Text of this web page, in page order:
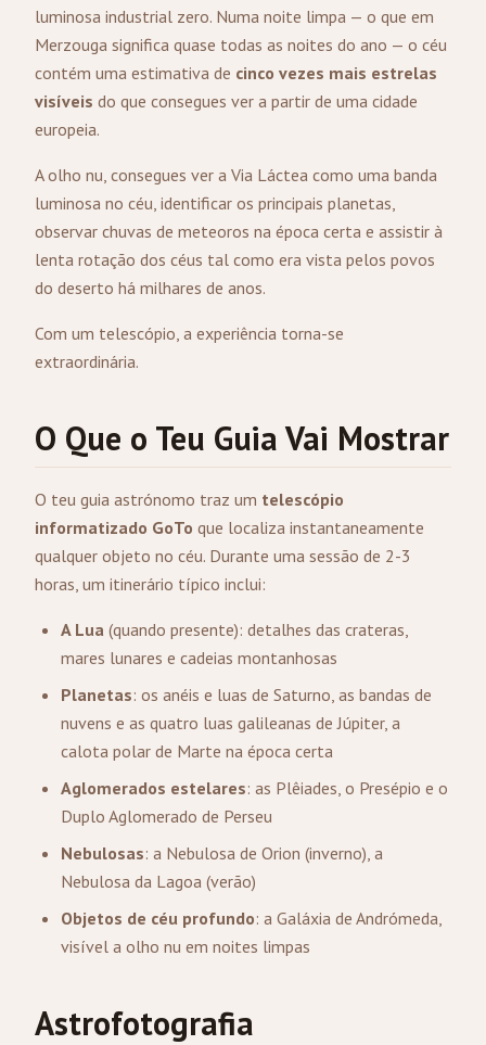
luminosa industrial zero. Numa noite limpa — o que em
Merzouga significa quase todas as noites do ano — o céu
contém uma estimativa de cinco vezes mais estrelas
visíveis do que consegues ver a partir de uma cidade
europeia.
A olho nu, consegues ver a Via Láctea como uma banda
luminosa no céu, identificar os principais planetas,
observar chuvas de meteoros na época certa e assistir à
lenta rotação dos céus tal como era vista pelos povos
do deserto há milhares de anos.
Com um telescópio, a experiência torna-se
extraordinária.
O Que o Teu Guia Vai Mostrar
O teu guia astrónomo traz um telescópio
informatizado GoTo que localiza instantaneamente
qualquer objeto no céu. Durante uma sessão de 2-3
horas, um itinerário típico inclui:
A Lua (quando presente): detalhes das crateras,
mares lunares e cadeias montanhosas
Planetas: os anéis e luas de Saturno, as bandas de
nuvens e as quatro luas galileanas de Júpiter, a
calota polar de Marte na época certa
Aglomerados estelares: as Plêiades, o Presépio e o
Duplo Aglomerado de Perseu
Nebulosas: a Nebulosa de Orion (inverno), a
Nebulosa da Lagoa (verão)
Objetos de céu profundo: a Galáxia de Andrómeda,
visível a olho nu em noites limpas
Astrofotografia